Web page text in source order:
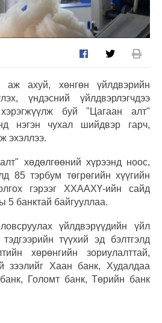
ахуй, хөнгөн үйлдвэрийн
үндэсний үйлдвэрлэгчдээ
буй "Цагаан алт"
нэгэн чухал шийдвэр гарч,
эхэллээ.
хөдөлгөөний хүрээнд ноос,
85 тэрбум төгрөгийн хүүгийн
гэрээг ХХААХҮ-ийн сайд
5 банктай байгууллаа.
үйлдвэрүүдийн үйл
түүхий эд бэлтгэлд
хөрөнгийн зориулалттай,
зээлийг Хаан банк, Худалдаа
Голомт банк, Төрийн банк